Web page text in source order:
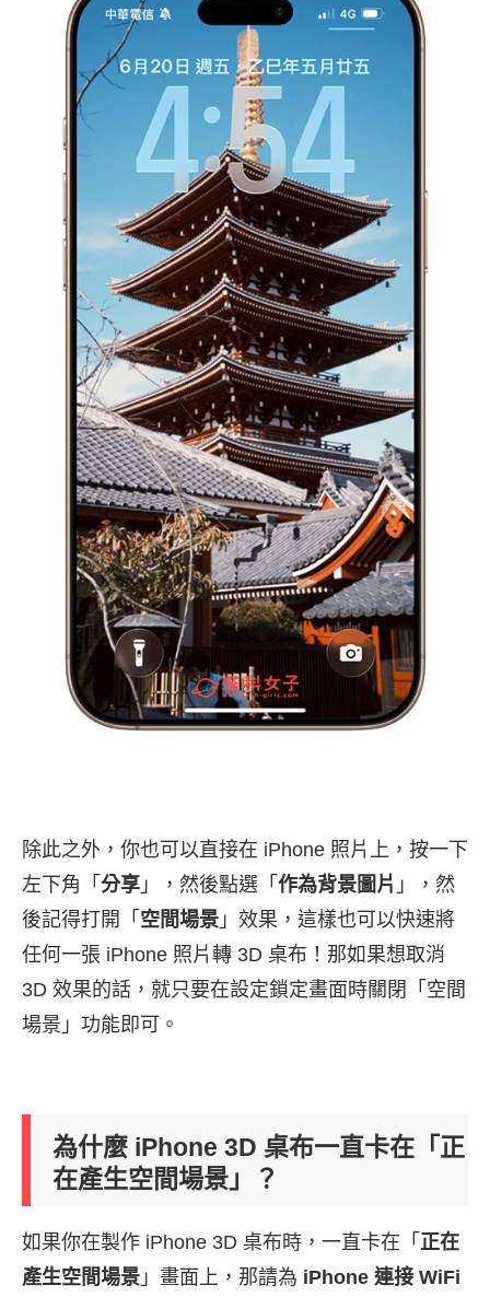
除此之外，你也可以直接在 iPhone 照片上，按一下
左下角「 分享 」，然後點選「 作為背景圖片 」，然
後記得打開「 空間場景 」效果，這樣也可以快速將
任何一張 iPhone 照片轉 3D 桌布！那如果想取消
3D 效果的話，就只要在設定鎖定畫面時關閉「空間
場景」功能即可。
為什麼 iPhone 3D 桌布一直卡在「正
在產生空間場景」？
如果你在製作 iPhone 3D 桌布時，一直卡在「 正在
產生空間場景 」畫面上，那請為 iPhone 連接 WiFi